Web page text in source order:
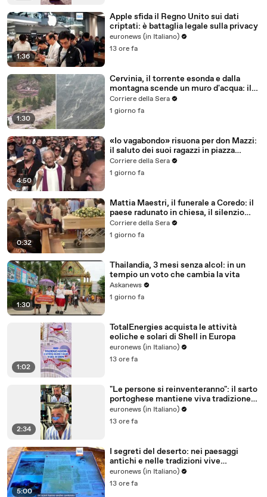
1:36
Apple sfida il Regno Unito sui dati
criptati: è battaglia legale sulla privacy
euronews (in Italiano)
13 ore fa
1:30
Cervinia, il torrente esonda e dalla
montagna scende un muro d'acqua: il
video del nubifragio
Corriere della Sera
1 giorno fa
4:50
«Io vagabondo» risuona per don Mazzi:
il saluto dei suoi ragazzi in piazza
Sant'Ambrogio
Corriere della Sera
1 giorno fa
0:32
Mattia Maestri, il funerale a Coredo: il
paese radunato in chiesa, il silenzio
della famiglia, gli abbracci
Corriere della Sera
1 giorno fa
1:30
Thailandia, 3 mesi senza alcol: in un
tempio un voto che cambia la vita
Askanews
1 giorno fa
1:02
TotalEnergies acquista le attività
eoliche e solari di Shell in Europa
euronews (in Italiano)
13 ore fa
2:34
"Le persone si reinventeranno": il sarto
portoghese mantiene viva tradizione
degli abiti su misura
euronews (in Italiano)
13 ore fa
5:00
I segreti del deserto: nei paesaggi
antichi e nelle tradizioni vive
dell'Uzbekistan
euronews (in Italiano)
13 ore fa